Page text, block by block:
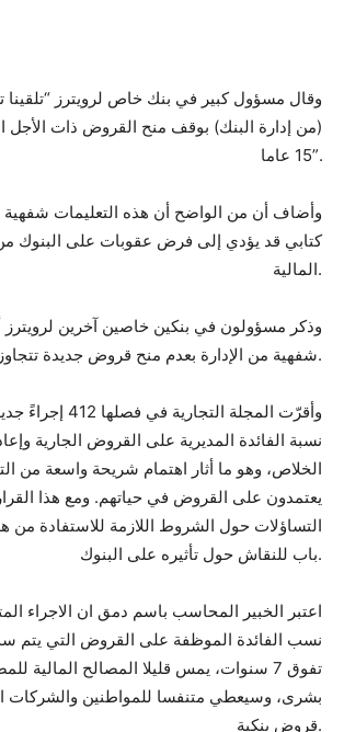
وقال مسؤول كبير في بنك خاص لرويترز “تلقينا
(من إدارة البنك) بوقف منح القروض ذات الأجل
15 عاما”.
وأضاف أن من الواضح أن هذه التعليمات شفهية
كتابي قد يؤدي إلى فرض عقوبات على البنوك
المالية.
وذكر مسؤولون في بنكين خاصين آخرين لرويترز
شفهية من الإدارة بعدم منح قروض جديدة تتجاوز 15 عاما.
وأقرّت المجلة
نسبة الفائدة المديرية على القروض الجارية
الخلاص، وهو ما أثار اهتمام شريحة واسعة من
يعتمدون على القروض في حياتهم. ومع هذا
التساؤلات حول الشروط اللازمة للاستفادة من
باب للنقاش حول تأثيره على البنوك.
اعتبر الخبير المحاسب باسم دمق ان الاجراء
نسب الفائدة الموظفة على القروض التي يتم
تفوق 7 سنوات، يمس قليلا المصالح المالية
بشرى، وسيعطي متنفسا للمواطنين والشركات
قروض بنكية.